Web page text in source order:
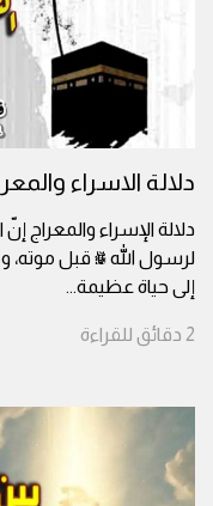
دلالة الاسراء
دلالة الإسراء والمعراج
لرسول الله ﷺ قبل موته،
إلى حياة عظيمة...
2 دقائق للقراءة